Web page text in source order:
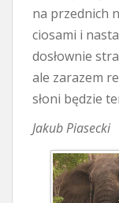
na przednich
ciosami i
dosłownie
ale zarazem
słoni będzie
Jakub Piasecki